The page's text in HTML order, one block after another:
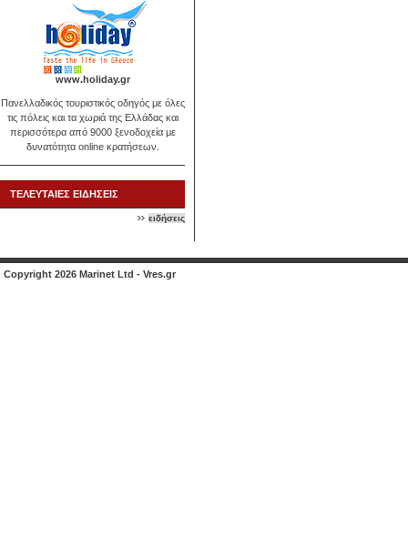
www.holiday.gr
Πανελλαδικός τουριστικός οδηγός με όλες
τις πόλεις και τα χωριά της Ελλάδας και
περισσότερα από 9000 ξενοδοχεία με
δυνατότητα online κρατήσεων.
ΤΕΛΕΥΤΑΙΕΣ ΕΙΔΗΣΕΙΣ
ειδήσεις
Copyright 2026 Marinet Ltd - Vres.gr